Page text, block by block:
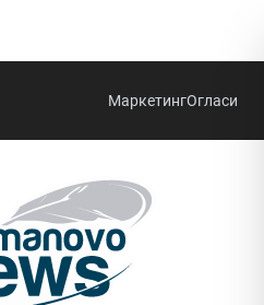
МаркетингОгласи